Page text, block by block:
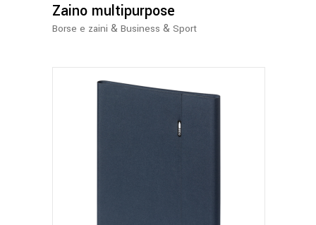
Zaino multipurpose
Borse e zaini & Business & Sport